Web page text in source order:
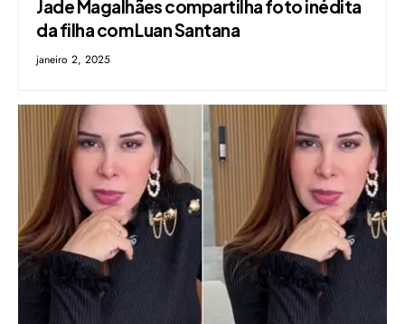
Jade Magalhães compartilha foto inédita
da filha com Luan Santana
janeiro 2, 2025